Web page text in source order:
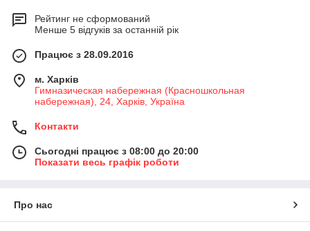
Рейтинг не сформований
Менше 5 відгуків за останній рік
Працює з 28.09.2016
м. Харків
Гимназическая набережная (Красношкольная
набережная), 24, Харків, Україна
Контакти
Сьогодні працює з 08:00 до 20:00
Показати весь графік роботи
Про нас